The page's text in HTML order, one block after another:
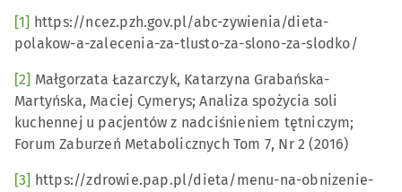
[1] https://ncez.pzh.gov.pl/abc-zywienia/dieta-
polakow-a-zalecenia-za-tlusto-za-slono-za-slodko/
[2] Małgorzata Łazarczyk, Katarzyna Grabańska-
Martyńska, Maciej Cymerys; Analiza spożycia soli
kuchennej u pacjentów z nadciśnieniem tętniczym;
Forum Zaburzeń Metabolicznych Tom 7, Nr 2 (2016)
[3] https://zdrowie.pap.pl/dieta/menu-na-obnizenie-